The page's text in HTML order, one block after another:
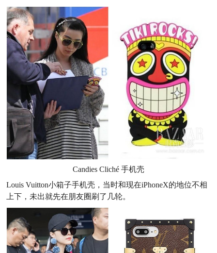
Candies Cliché 手机壳
Louis Vuitton小箱子手机壳，当时和现在iPhoneX的地位不相
上下，未出就先在朋友圈刷了几轮。